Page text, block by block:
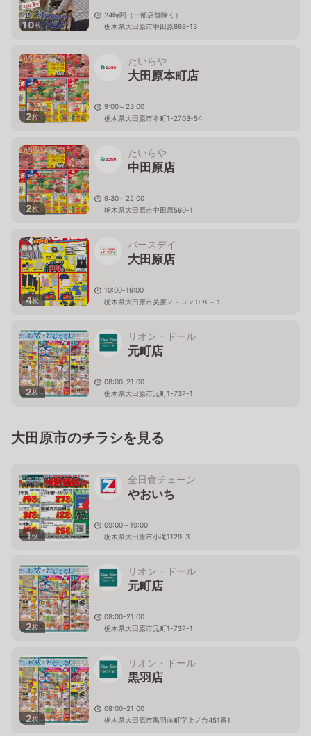
10枚
24時間（一部店舗除く）
栃木県大田原市中田原868-13
2枚
たいらや
大田原本町店
9:00～23:00
栃木県大田原市本町1-2703-54
2枚
たいらや
中田原店
9:30～22:00
栃木県大田原市中田原560-1
4枚
バースデイ
大田原店
10:00-19:00
栃木県大田原市美原２－３２０８－１
2枚
リオン・ドール
元町店
08:00-21:00
栃木県大田原市元町1-737-1
大田原市のチラシを見る
1枚
全日食チェーン
やおいち
09:00～19:00
栃木県大田原市小滝1129-3
2枚
リオン・ドール
元町店
08:00-21:00
栃木県大田原市元町1-737-1
2枚
リオン・ドール
黒羽店
08:00-21:00
栃木県大田原市黒羽向町字上ノ台451番1